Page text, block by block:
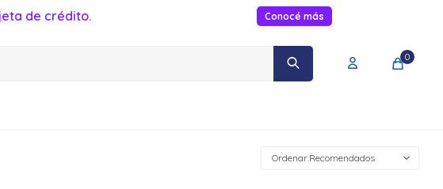
de crédito. Conocé más
0
Recomendados